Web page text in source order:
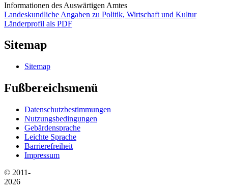
Informationen des Auswärtigen Amtes
Landeskundliche Angaben zu Politik, Wirtschaft und Kultur
Länderprofil als PDF
Sitemap
Sitemap
Fußbereichsmenü
Datenschutzbestimmungen
Nutzungsbedingungen
Gebärdensprache
Leichte Sprache
Barrierefreiheit
Impressum
© 2011-
2026